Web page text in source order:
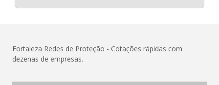
Fortaleza Redes de Proteção - Cotações rápidas com
dezenas de empresas.